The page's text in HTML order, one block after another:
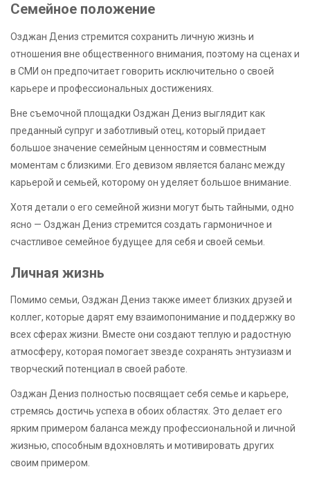
Семейное положение
Озджан Дениз стремится сохранить личную жизнь и
отношения вне общественного внимания, поэтому на сценах и
в СМИ он предпочитает говорить исключительно о своей
карьере и профессиональных достижениях.
Вне съемочной площадки Озджан Дениз выглядит как
преданный супруг и заботливый отец, который придает
большое значение семейным ценностям и совместным
моментам с близкими. Его девизом является баланс между
карьерой и семьей, которому он уделяет большое внимание.
Хотя детали о его семейной жизни могут быть тайными, одно
ясно — Озджан Дениз стремится создать гармоничное и
счастливое семейное будущее для себя и своей семьи.
Личная жизнь
Помимо семьи, Озджан Дениз также имеет близких друзей и
коллег, которые дарят ему взаимопонимание и поддержку во
всех сферах жизни. Вместе они создают теплую и радостную
атмосферу, которая помогает звезде сохранять энтузиазм и
творческий потенциал в своей работе.
Озджан Дениз полностью посвящает себя семье и карьере,
стремясь достичь успеха в обоих областях. Это делает его
ярким примером баланса между профессиональной и личной
жизнью, способным вдохновлять и мотивировать других
своим примером.